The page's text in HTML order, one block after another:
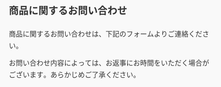
商品に関するお問い合わせ
商品に関するお問い合わせは、下記のフォームよりご連絡くださ
い。
お問い合わせ内容によっては、お返事にお時間をいただく場合が
ございます。あらかじめご了承ください。